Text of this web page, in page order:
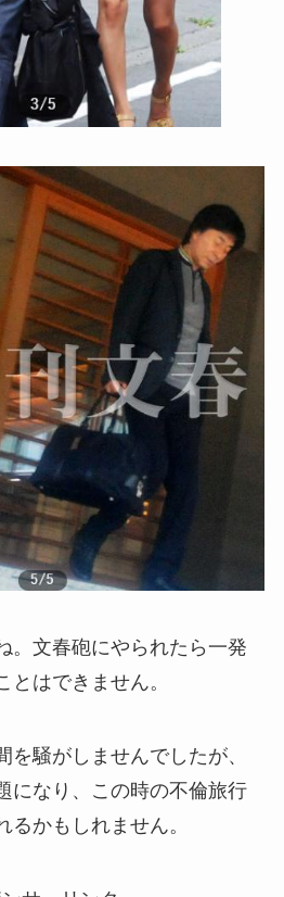
。文春砲にやられたら一発
とはできません。
を騒がしませんでしたが、
になり、この時の不倫旅行
るかもしれません。